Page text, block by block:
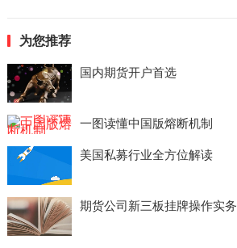
为您推荐
国内期货开户首选
一图读懂中国版熔断机制
美国私募行业全方位解读
期货公司新三板挂牌操作实务